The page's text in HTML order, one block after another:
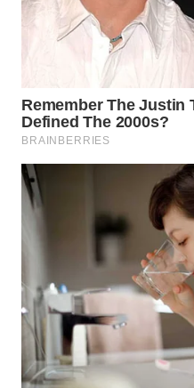
WN
BINTAN
MANDALIKA
WN
LABUANBAJO
WN